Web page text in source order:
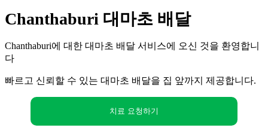
Chanthaburi 대마초 배달
Chanthaburi에 대한 대마초 배달 서비스에 오신 것을 환영합니
다
빠르고 신뢰할 수 있는 대마초 배달을 집 앞까지 제공합니다.
치료 요청하기